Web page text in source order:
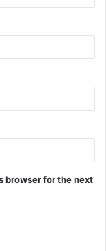
browser for the next